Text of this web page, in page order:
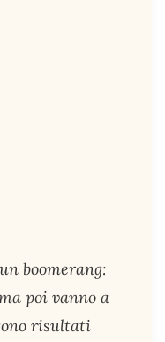
boomerang:
poi vanno a
risultati